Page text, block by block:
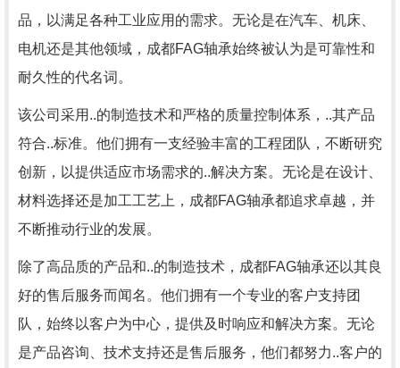
品，以满足各种工业应用的需求。无论是在汽车、机床、
电机还是其他领域，成都FAG轴承始终被认为是可靠性和
耐久性的代名词。
该公司采用..的制造技术和严格的质量控制体系，..其产品
符合..标准。他们拥有一支经验丰富的工程团队，不断研究
创新，以提供适应市场需求的..解决方案。无论是在设计、
材料选择还是加工工艺上，成都FAG轴承都追求卓越，并
不断推动行业的发展。
除了高品质的产品和..的制造技术，成都FAG轴承还以其良
好的售后服务而闻名。他们拥有一个专业的客户支持团
队，始终以客户为中心，提供及时响应和解决方案。无论
是产品咨询、技术支持还是售后服务，他们都努力..客户的